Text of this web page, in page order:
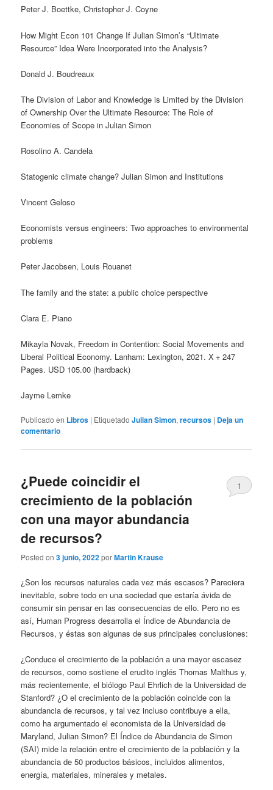
Peter J. Boettke, Christopher J. Coyne
How Might Econ 101 Change If Julian Simon’s “Ultimate
Resource” Idea Were Incorporated into the Analysis?
Donald J. Boudreaux
The Division of Labor and Knowledge is Limited by the Division
of Ownership Over the Ultimate Resource: The Role of
Economies of Scope in Julian Simon
Rosolino A. Candela
Statogenic climate change? Julian Simon and Institutions
Vincent Geloso
Economists versus engineers: Two approaches to environmental
problems
Peter Jacobsen, Louis Rouanet
The family and the state: a public choice perspective
Clara E. Piano
Mikayla Novak, Freedom in Contention: Social Movements and
Liberal Political Economy. Lanham: Lexington, 2021. X + 247
Pages. USD 105.00 (hardback)
Jayme Lemke
Publicado en Libros | Etiquetado Julian Simon,recursos | Deja un
comentario
¿Puede coincidir el
crecimiento de la población
con una mayor abundancia
de recursos?
Posted on3 junio, 2022porMartin Krause
1
¿Son los recursos naturales cada vez más escasos? Pareciera
inevitable, sobre todo en una sociedad que estaría ávida de
consumir sin pensar en las consecuencias de ello. Pero no es
así, Human Progress desarrolla el Índice de Abundancia de
Recursos, y éstas son algunas de sus principales conclusiones:
¿Conduce el crecimiento de la población a una mayor escasez
de recursos, como sostiene el erudito inglés Thomas Malthus y,
más recientemente, el biólogo Paul Ehrlich de la Universidad de
Stanford? ¿O el crecimiento de la población coincide con la
abundancia de recursos, y tal vez incluso contribuye a ella,
como ha argumentado el economista de la Universidad de
Maryland, Julian Simon? El Índice de Abundancia de Simon
(SAI) mide la relación entre el crecimiento de la población y la
abundancia de 50 productos básicos, incluidos alimentos,
energía, materiales, minerales y metales.